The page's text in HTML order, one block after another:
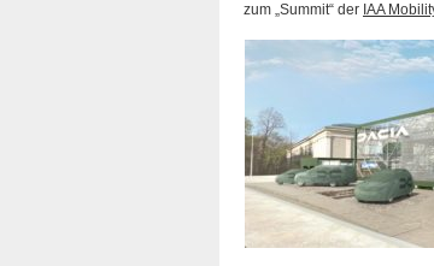
zum „Summit“ der IAA